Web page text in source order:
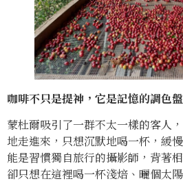
咖啡不只是提神，它是記憶的調色盤
蒙杜爾吸引了一群不太一樣的客人
地走進來，只想沉默地喝一杯，緩
能是習慣獨自旅行的攝影師，背著
卻只想在這裡喝一杯淺焙、曬個太陽